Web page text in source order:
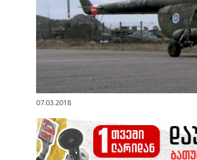
07.03.2018